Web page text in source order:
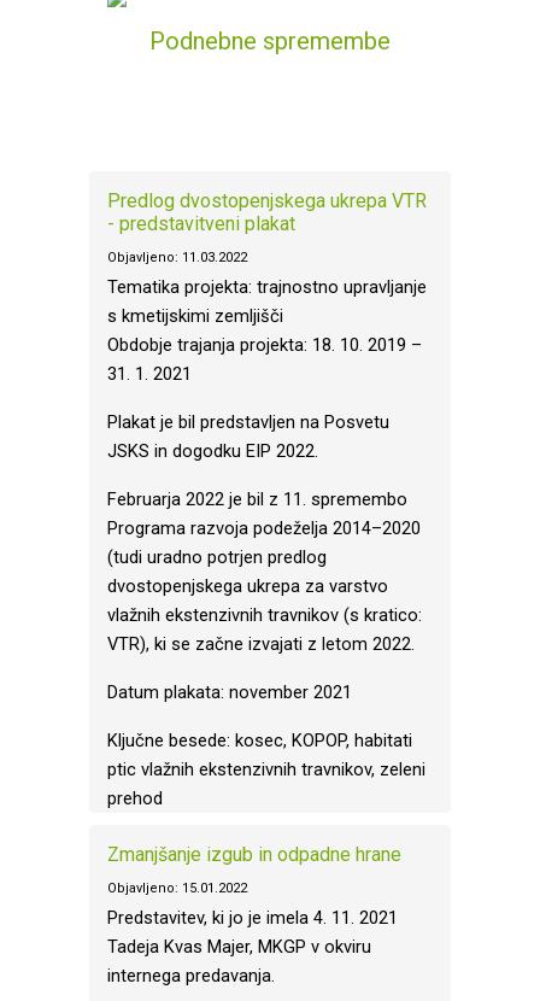
Podnebne spremembe
Predlog dvostopenjskega ukrepa VTR
- predstavitveni plakat
Objavljeno: 11.03.2022
Tematika projekta: trajnostno upravljanje
s kmetijskimi zemljišči
Obdobje trajanja projekta: 18. 10. 2019 –
31. 1. 2021
Plakat je bil predstavljen na Posvetu
JSKS in dogodku EIP 2022.
Februarja 2022 je bil z 11. spremembo
Programa razvoja podeželja 2014–2020
(tudi uradno potrjen predlog
dvostopenjskega ukrepa za varstvo
vlažnih ekstenzivnih travnikov (s kratico:
VTR), ki se začne izvajati z letom 2022.
Datum plakata: november 2021
Ključne besede: kosec, KOPOP, habitati
ptic vlažnih ekstenzivnih travnikov, zeleni
prehod
Zmanjšanje izgub in odpadne hrane
Objavljeno: 15.01.2022
Predstavitev, ki jo je imela 4. 11. 2021
Tadeja Kvas Majer, MKGP v okviru
internega predavanja.